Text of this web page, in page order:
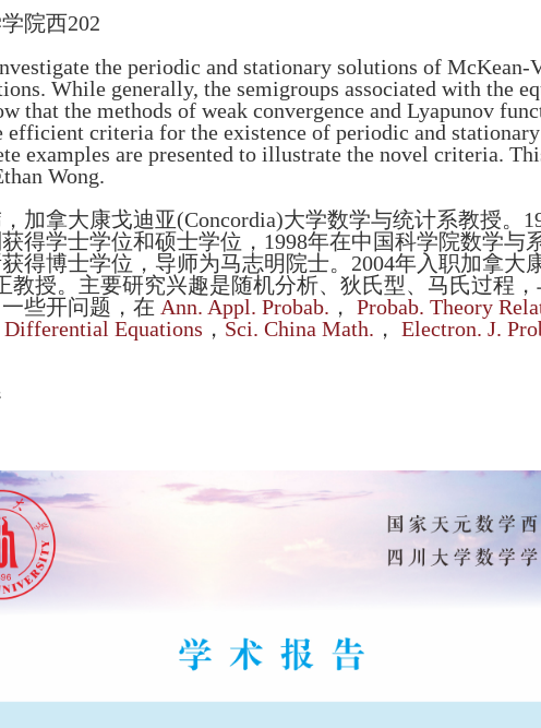
院西202
the periodic and stationary solutions of McKean-
While generally, the semigroups associated with the
that the methods of weak convergence and Lyapunov
efficient criteria for the existence of periodic and stationary
examples are presented to illustrate the novel criteria.
Wong.
加拿大康戈迪亚(Concordia)大学数学与统计系教授。
得学士学位和硕士学位，1998年在中国科学院数学与
得博士学位，导师为马志明院士。2004年入职加拿大
教授。主要研究兴趣是随机分析、狄氏型、马氏过程
些开问题，在 Ann. Appl. Probab. ， Probab. Theory
Differential Equations ， Sci. China Math. ， Electron. J.